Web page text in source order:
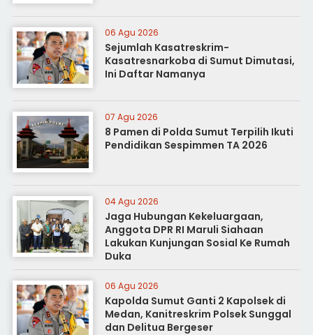
06 Agu 2026
Sejumlah Kasatreskrim-
Kasatresnarkoba di Sumut Dimutasi,
Ini Daftar Namanya
07 Agu 2026
8 Pamen di Polda Sumut Terpilih Ikuti
Pendidikan Sespimmen TA 2026
04 Agu 2026
Jaga Hubungan Kekeluargaan,
Anggota DPR RI Maruli Siahaan
Lakukan Kunjungan Sosial Ke Rumah
Duka
06 Agu 2026
Kapolda Sumut Ganti 2 Kapolsek di
Medan, Kanitreskrim Polsek Sunggal
dan Delitua Bergeser